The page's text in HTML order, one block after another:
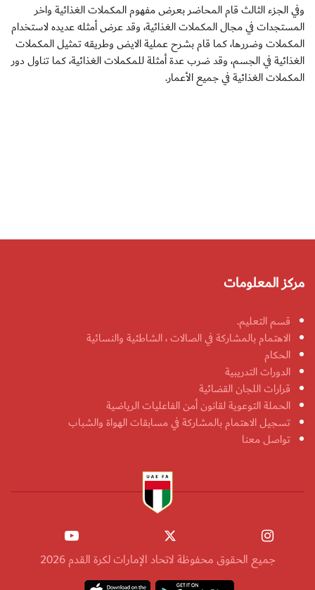
وفي الجزء الثالث قام المحاضر بعرض مفهوم المكملات الغذائية واخر
المستجدات في مجال المكملات الغذائية، وقد عرض أمثله عديده لاستخدام
المكملات وضررها، كما قام بشرح عملية الايض وطريقه تمثيل المكملات
الغذائية في الجسم، وقد ضرب عدة أمثلة للمكملات الغذائية، كما تناول دور
المكملات الغذائية في جميع الأعمار.
مركز المعلومات
قسم التعليم.
الاهتمام بالمشاركة في الصالات ، الشاطئية والنسائية
الحكام
الدورات التدريبية
قرارات اللجان القضائية
الحملة التوعوية لقانون أمن الفاعليات الرياضية
تسجيل الاهتمام بالمشاركة في مسابقات الهواة والشباب
تواصل معنا
جميع الحقوق محفوظة لاتحاد الإمارات لكرة القدم 2026